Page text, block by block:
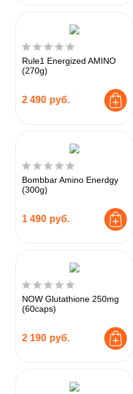
Rule1 Energized AMINO
(270g)
2 490 руб.
Bombbar Amino Enerdgy
(300g)
1 490 руб.
NOW Glutathione 250mg
(60caps)
2 190 руб.